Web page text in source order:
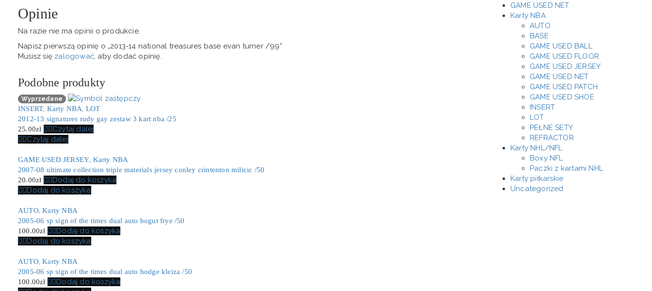
Opinie
Na razie nie ma opinii o produkcie.
Napisz pierwszą opinię o „2013-14 national treasures base evan turner /99”
Musisz się zalogować, aby dodać opinię.
Podobne produkty
Wyprzedane
INSERT, Karty NBA, LOT
2012-13 signatures rudy gay zestaw 3 kart nba /25
25.00zł
Czytaj dalej
Czytaj dalej
GAME USED JERSEY, Karty NBA
2007-08 ultimate collection triple materials jersey conley crintenton milicic /50
20.00zł
Dodaj do koszyka
Dodaj do koszyka
AUTO,Karty NBA
2005-06 sp sign of the times dual auto bogut frye /50
100.00zł
Dodaj do koszyka
Dodaj do koszyka
AUTO,Karty NBA
2005-06 sp sign of the times dual auto hodge kleiza /50
100.00zł
Dodaj do koszyka
GAME USED NET
Karty NBA
AUTO
BASE
GAME USED BALL
GAME USED FLOOR
GAME USED JERSEY
GAME USED NET
GAME USED PATCH
GAME USED SHOE
INSERT
LOT
PEŁNE SETY
REFRACTOR
Karty NHL/NFL
Boxy NFL
Paczki z kartami NHL
Karty piłkarskie
Uncategorized